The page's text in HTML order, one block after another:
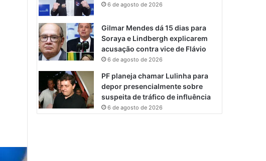
6 de agosto de 2026
Gilmar Mendes dá 15 dias para
Soraya e Lindbergh explicarem
acusação contra vice de Flávio
6 de agosto de 2026
PF planeja chamar Lulinha para
depor presencialmente sobre
suspeita de tráfico de influência
6 de agosto de 2026